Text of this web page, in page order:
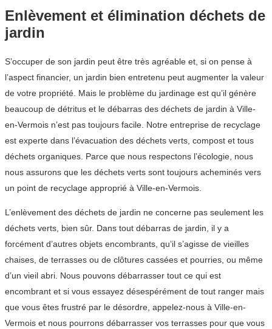
Enlèvement et élimination déchets de
jardin
S’occuper de son jardin peut être très agréable et, si on pense à
l’aspect financier, un jardin bien entretenu peut augmenter la valeur
de votre propriété. Mais le problème du jardinage est qu’il génère
beaucoup de détritus et le débarras des déchets de jardin à Ville-
en-Vermois n’est pas toujours facile. Notre entreprise de recyclage
est experte dans l’évacuation des déchets verts, compost et tous
déchets organiques. Parce que nous respectons l’écologie, nous
nous assurons que les déchets verts sont toujours acheminés vers
un point de recyclage approprié à Ville-en-Vermois.
L’enlèvement des déchets de jardin ne concerne pas seulement les
déchets verts, bien sûr. Dans tout débarras de jardin, il y a
forcément d’autres objets encombrants, qu’il s’agisse de vieilles
chaises, de terrasses ou de clôtures cassées et pourries, ou même
d’un vieil abri. Nous pouvons débarrasser tout ce qui est
encombrant et si vous essayez désespérément de tout ranger mais
que vous êtes frustré par le désordre, appelez-nous à Ville-en-
Vermois et nous pourrons débarrasser vos terrasses pour que vous